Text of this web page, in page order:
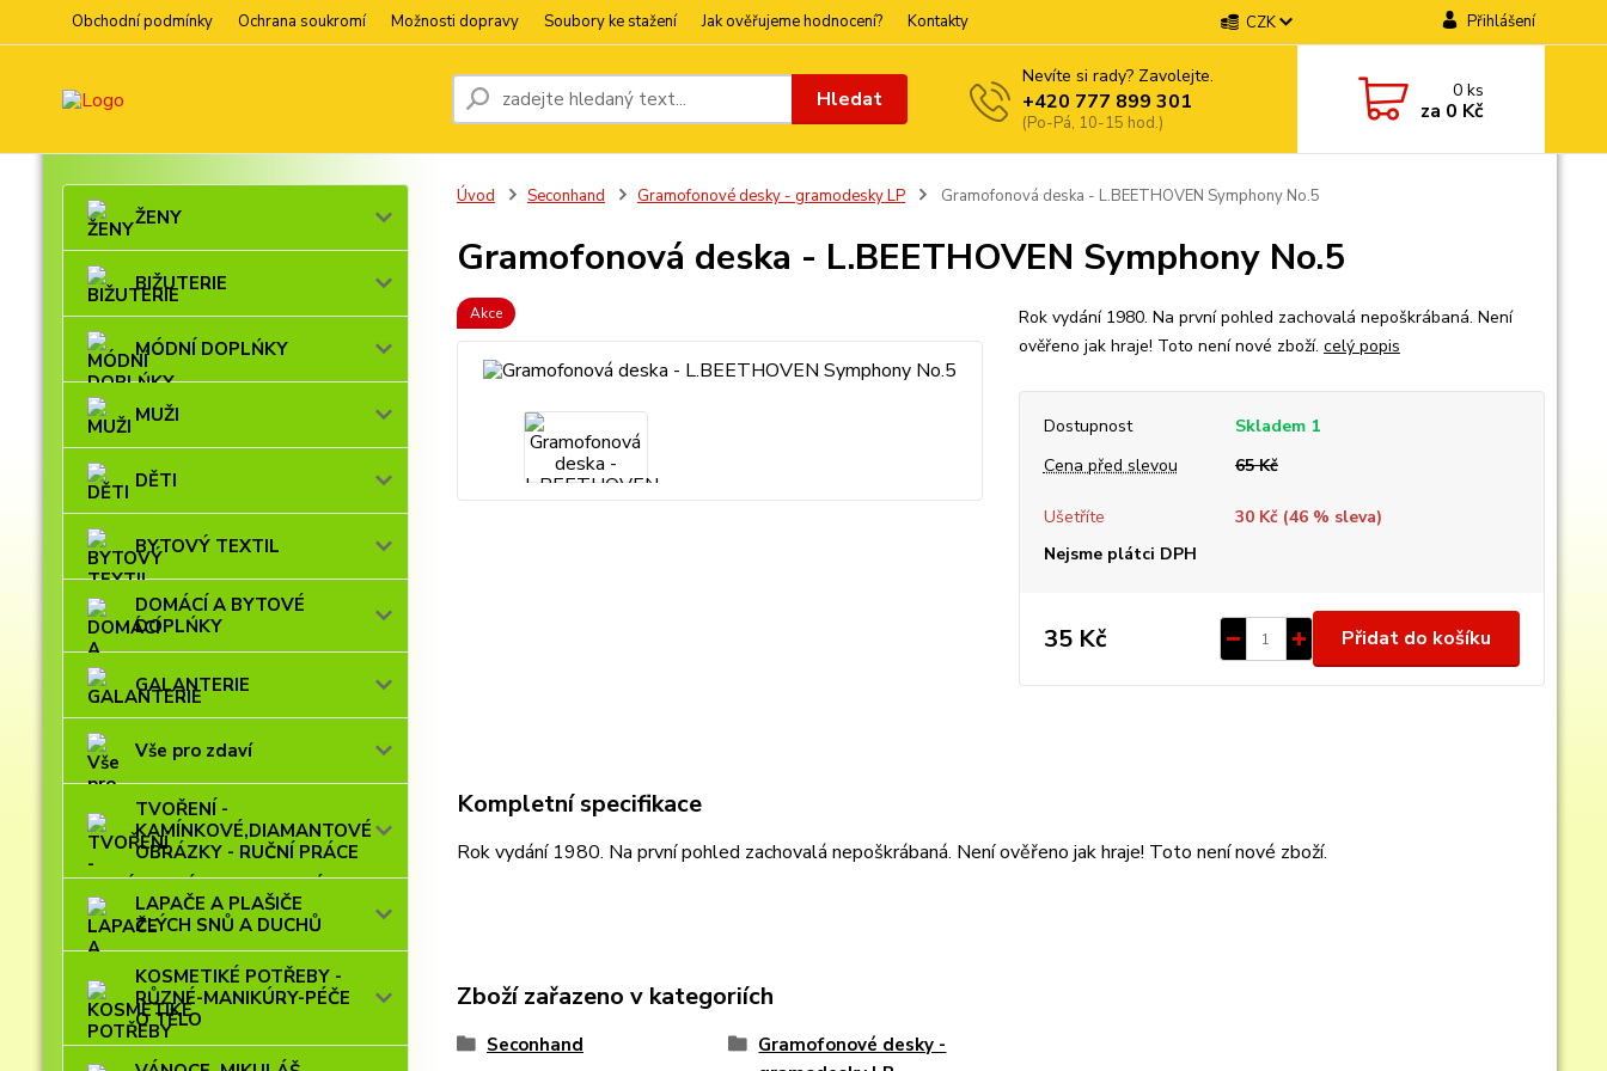
Obchodní podmínky Ochrana soukromí Možnosti dopravy Soubory ke stažení Jak ověřujeme hodnocení? Kontakty CZK Přihlášení
Hledat
Nevíte si rady? Zavolejte.
+420 777 899 301
(Po-Pá, 10-15 hod.)
0ks
za 0 Kč
ŽENY
BIŽUTERIE
MÓDNÍ DOPLŃKY
MUŽI
DĚTI
BYTOVÝ TEXTIL
DOMÁCÍ A BYTOVÉ
DOPLŃKY
GALANTERIE
Vše pro zdaví
TVOŘENÍ -
KAMÍNKOVÉ,DIAMANTOVÉ
OBRÁZKY - RUČNÍ PRÁCE
LAPAČE A PLAŠIČE
ZLÝCH SNŮ A DUCHŮ
KOSMETIKÉ POTŘEBY -
RŮZNÉ-MANIKÚRY-PÉČE
O TĚLO
Úvod Seconhand Gramofonové desky - gramodesky LP Gramofonová deska - L.BEETHOVEN Symphony No.5
Gramofonová deska - L.BEETHOVEN Symphony No.5
Akce
Rok vydání 1980. Na první pohled zachovalá nepoškrábaná. Není
ověřeno jak hraje! Toto není nové zboží. celý popis
Dostupnost
Skladem 1
Cena před slevou
65 Kč
Ušetříte 30 Kč (46% sleva)
Nejsme plátci DPH
35 Kč Přidat do košíku
Kompletní specifikace
Rok vydání 1980. Na první pohled zachovalá nepoškrábaná. Není ověřeno jak hraje! Toto není nové zboží.
Zboží zařazeno v kategoriích
Seconhand
Gramofonové desky -